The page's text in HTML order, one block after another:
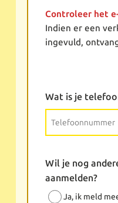
Controleer het
Indien er een
ingevuld,
Wat is je
Wil je nog
aanmelden?
Ja, ik meld